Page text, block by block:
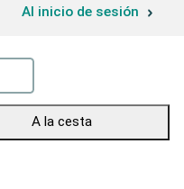
Al inicio de sesión
A la cesta